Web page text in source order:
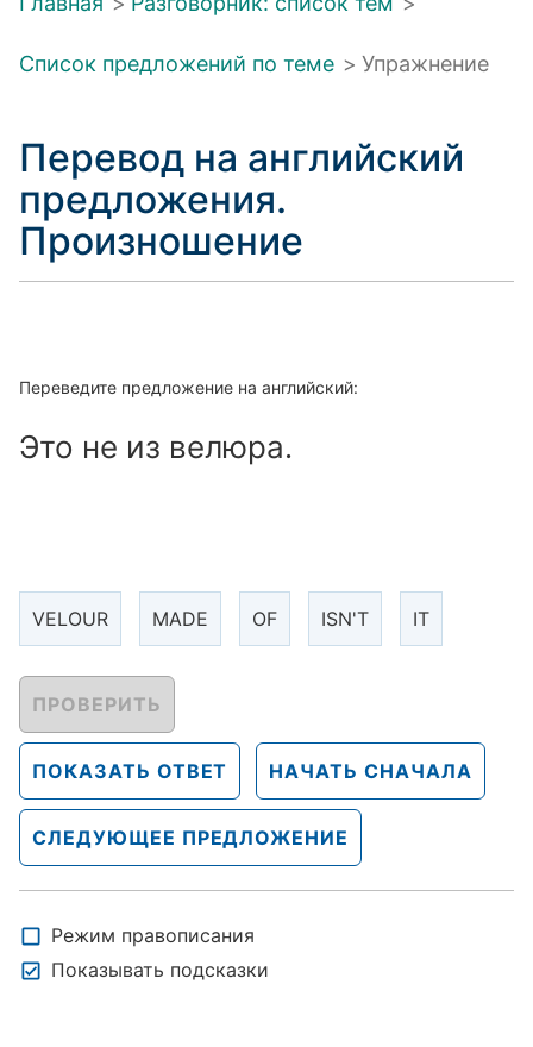
Список предложений по теме > Упражнение
Перевод на английский
предложения.
Произношение
Переведите предложение на английский:
Это не из велюра.
VELOUR MADE OF ISN'T IT
ПРОВЕРИТЬ
ПОКАЗАТЬ ОТВЕТ НАЧАТЬ СНАЧАЛА
СЛЕДУЮЩЕЕ ПРЕДЛОЖЕНИЕ
Режим правописания
Показывать подсказки